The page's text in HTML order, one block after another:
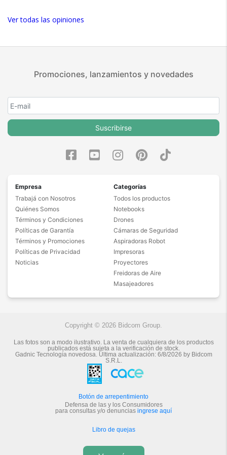
Ver todas las opiniones
Promociones, lanzamientos y novedades
Suscribirse
Empresa
Trabajá con Nosotros
Quiénes Somos
Términos y Condiciones
Políticas de Garantía
Términos y Promociones
Políticas de Privacidad
Noticias
Categorías
Todos los productos
Notebooks
Drones
Cámaras de Seguridad
Aspiradoras Robot
Impresoras
Proyectores
Freidoras de Aire
Masajeadores
Copyright © 2026 Bidcom Group.
Las fotos son a modo ilustrativo. La venta de cualquiera de los productos
publicados está sujeta a la verificación de stock.
Gadnic Tecnología novedosa.Última actualización: 6/8/2026 by Bidcom
S.R.L.
Botón de arrepentimiento
Defensa de las y los Consumidores
para consultas y/o denuncias ingrese aquí
Libro de quejas